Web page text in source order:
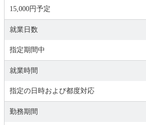
15,000円予定
就業日数
指定期間中
就業時間
指定の日時および都度対応
勤務期間